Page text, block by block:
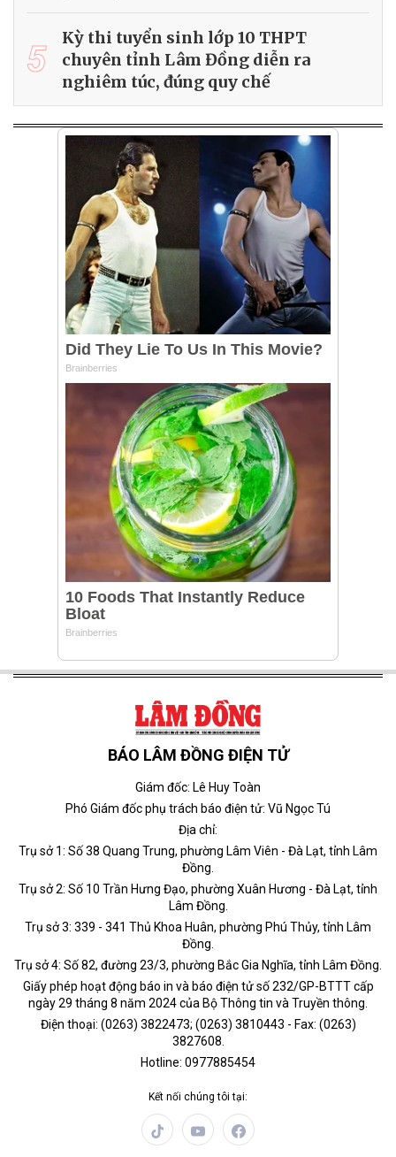
5
Kỳ thi tuyển sinh lớp 10 THPT
chuyên tỉnh Lâm Đồng diễn ra
nghiêm túc, đúng quy chế
BÁO LÂM ĐỒNG ĐIỆN TỬ
Giám đốc: Lê Huy Toàn
Phó Giám đốc phụ trách báo điện tử: Vũ Ngọc Tú
Địa chỉ:
Trụ sở 1: Số 38 Quang Trung, phường Lâm Viên - Đà Lạt, tỉnh Lâm
Đồng.
Trụ sở 2: Số 10 Trần Hưng Đạo, phường Xuân Hương - Đà Lạt, tỉnh
Lâm Đồng.
Trụ sở 3: 339 - 341 Thủ Khoa Huân, phường Phú Thủy, tỉnh Lâm
Đồng.
Trụ sở 4: Số 82, đường 23/3, phường Bắc Gia Nghĩa, tỉnh Lâm Đồng.
Giấy phép hoạt động báo in và báo điện tử số 232/GP-BTTT cấp
ngày 29 tháng 8 năm 2024 của Bộ Thông tin và Truyền thông.
Điện thoại: (0263) 3822473; (0263) 3810443 - Fax: (0263)
3827608.
Hotline: 0977885454
Kết nối chúng tôi tại: